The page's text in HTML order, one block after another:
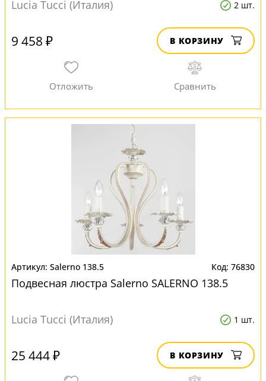
Lucia Tucci (Италия) 2 шт.
9 458 ₽ В КОРЗИНУ
Salerno 138.5 76830
Подвесная люстра Salerno SALERNO 138.5
Lucia Tucci (Италия) 1 шт.
25 444 ₽ В КОРЗИНУ